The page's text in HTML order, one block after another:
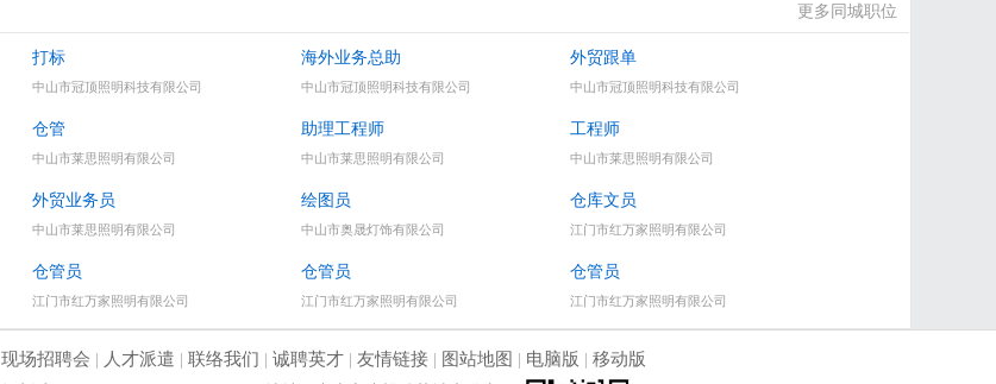
更多同城职位
打标
中山市冠顶照明科技有限公司
海外业务总助
中山市冠顶照明科技有限公司
外贸跟单
中山市冠顶照明科技有限公司
仓管
中山市莱思照明有限公司
助理工程师
中山市莱思照明有限公司
工程师
中山市莱思照明有限公司
外贸业务员
中山市莱思照明有限公司
绘图员
中山市奥晟灯饰有限公司
仓库文员
江门市红万家照明有限公司
仓管员
江门市红万家照明有限公司
仓管员
江门市红万家照明有限公司
仓管员
江门市红万家照明有限公司
现场招聘会 | 人才派遣 | 联络我们 | 诚聘英才| 友情链接 | 图站地图 | 电脑版 | 移动版